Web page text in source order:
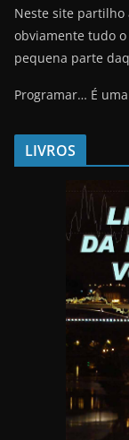
Neste site partilho
obviamente tudo
pequena parte
Programar… É
LIVROS